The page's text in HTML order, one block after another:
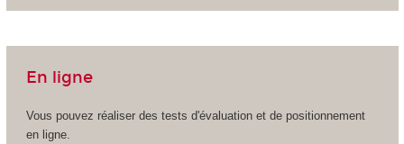
En ligne
Vous pouvez réaliser des tests d'évaluation et de positionnement
en ligne.